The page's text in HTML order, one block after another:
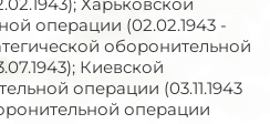
операции (02.02.1943 -
оборонительной
Киевской
операции (03.11.1943
операции